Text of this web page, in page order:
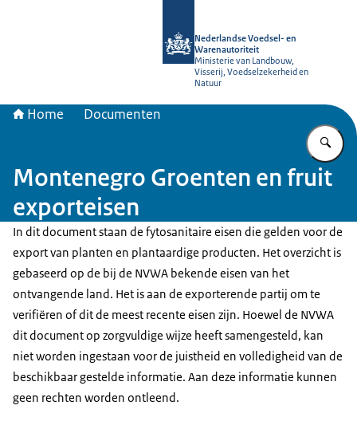
Nederlandse Voedsel- en
Warenautoriteit
Ministerie van Landbouw,
Visserij, Voedselzekerheid en
Natuur
Home Documenten
Montenegro Groenten en fruit
exporteisen
In dit document staan de fytosanitaire eisen die gelden voor de
export van planten en plantaardige producten. Het overzicht is
gebaseerd op de bij de NVWA bekende eisen van het
ontvangende land. Het is aan de exporterende partij om te
verifiëren of dit de meest recente eisen zijn. Hoewel de NVWA
dit document op zorgvuldige wijze heeft samengesteld, kan
niet worden ingestaan voor de juistheid en volledigheid van de
beschikbaar gestelde informatie. Aan deze informatie kunnen
geen rechten worden ontleend.